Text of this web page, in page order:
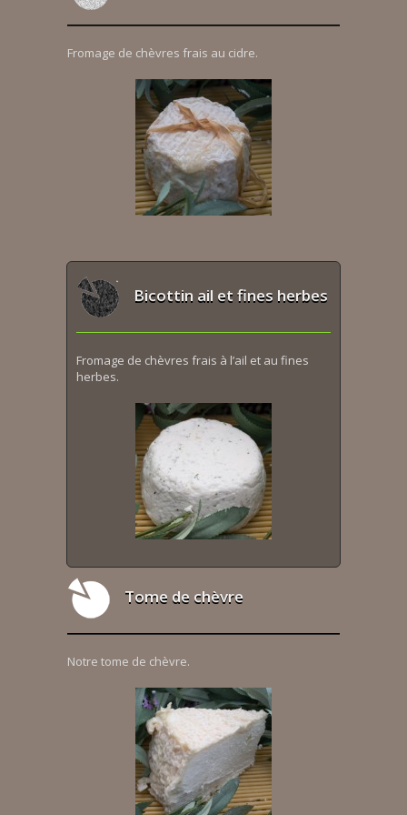
Fromage de chèvres frais au cidre.
Bicottin ail et fines herbes
Fromage de chèvres frais à l’ail et au fines
herbes.
Tome de chèvre
Notre tome de chèvre.